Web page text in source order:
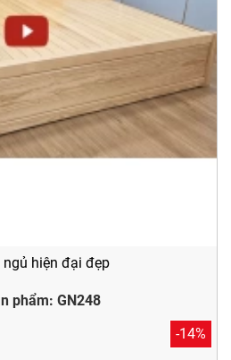
ngủ hiện đại đẹp
phẩm: GN248
-14%